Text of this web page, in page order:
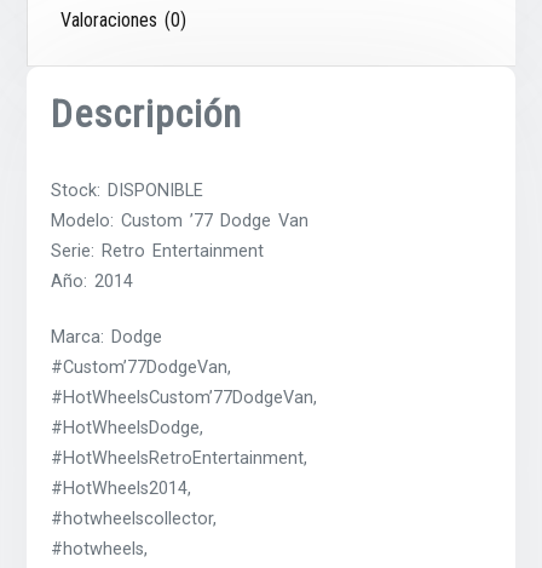
Valoraciones (0)
Descripción
Stock: DISPONIBLE
Modelo: Custom ’77 Dodge Van
Serie: Retro Entertainment
Año: 2014
Marca: Dodge
#Custom’77DodgeVan,
#HotWheelsCustom’77DodgeVan,
#HotWheelsDodge,
#HotWheelsRetroEntertainment,
#HotWheels2014,
#hotwheelscollector,
#hotwheels,